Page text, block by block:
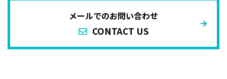
メールでのお問い合わせ
CONTACT US